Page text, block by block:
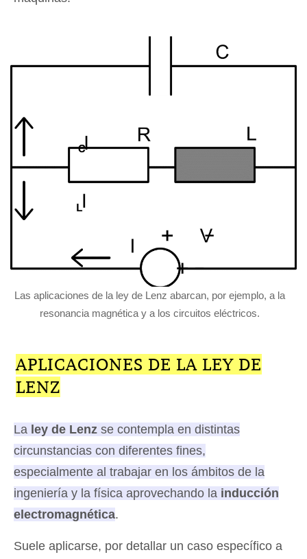
Las aplicaciones de la ley de Lenz abarcan, por ejemplo, a la
resonancia magnética y a los circuitos eléctricos.
APLICACIONES DE LA LEY DE
LENZ
La ley de Lenz se contempla en distintas
circunstancias con diferentes fines,
especialmente al trabajar en los ámbitos de la
ingeniería y la física aprovechando la inducción
electromagnética.
Suele aplicarse, por detallar un caso específico a